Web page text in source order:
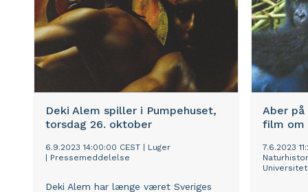
Deki Alem spiller i Pumpehuset,
torsdag 26. oktober
6.9.2023 14:00:00 CEST
Luger
Pressemeddelelse
Deki Alem har længe været Sveriges
Aber
film om
7.6.2023
Universitet